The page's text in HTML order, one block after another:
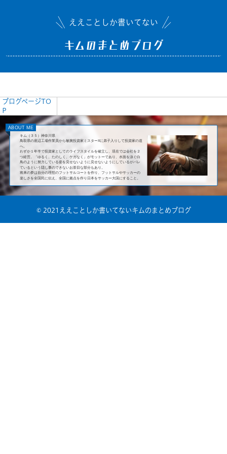
ええことしか書いてない
キムのまとめブログ
ブログページTO
P
ABOUT ME
キム（３５）神奈川県
鳥取県の底辺工場作業員から敏腕投資家ミスターXに弟子入りして投資家の道
へ。
わずか１年半で投資家としてのライフスタイルを確立し、現在では会社を２
つ経営。「ゆるく、たのしく、ケガなく」がモットーであり、水面を泳ぐ白
鳥のように努力している姿を見せないように見せないようにしているがバレ
ているという隠し事のできないお茶目な部分もあり。
将来の夢は自分の理想のフットサルコートを作り、フットサルやサッカーの
楽しさを全国民に伝え、全国に拠点を作り日本をサッカー大国にすること。
© 2021ええことしか書いてないキムのまとめブログ